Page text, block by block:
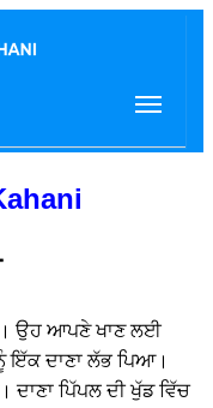
ਉਹ ਆਪਣੇ ਖਾਣ ਲਈ
ਦਾਣਾ ਲੱਭ ਪਿਆ।
ਦਾਣਾ ਪਿੱਪਲ ਦੀ ਖੁੱਡ ਵਿੱਚ